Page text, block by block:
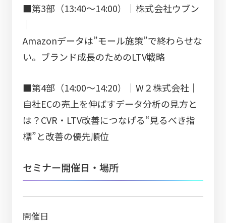
■第3部（13:40～14:00）｜株式会社ウブン
｜
Amazonデータは”モール施策”で終わらせな
い。ブランド成長のためのLTV戦略
■第4部（14:00～14:20）｜W２株式会社｜
自社ECの売上を伸ばすデータ分析の見方と
は？CVR・LTV改善につなげる“見るべき指
標”と改善の優先順位
セミナー開催日・場所
開催日